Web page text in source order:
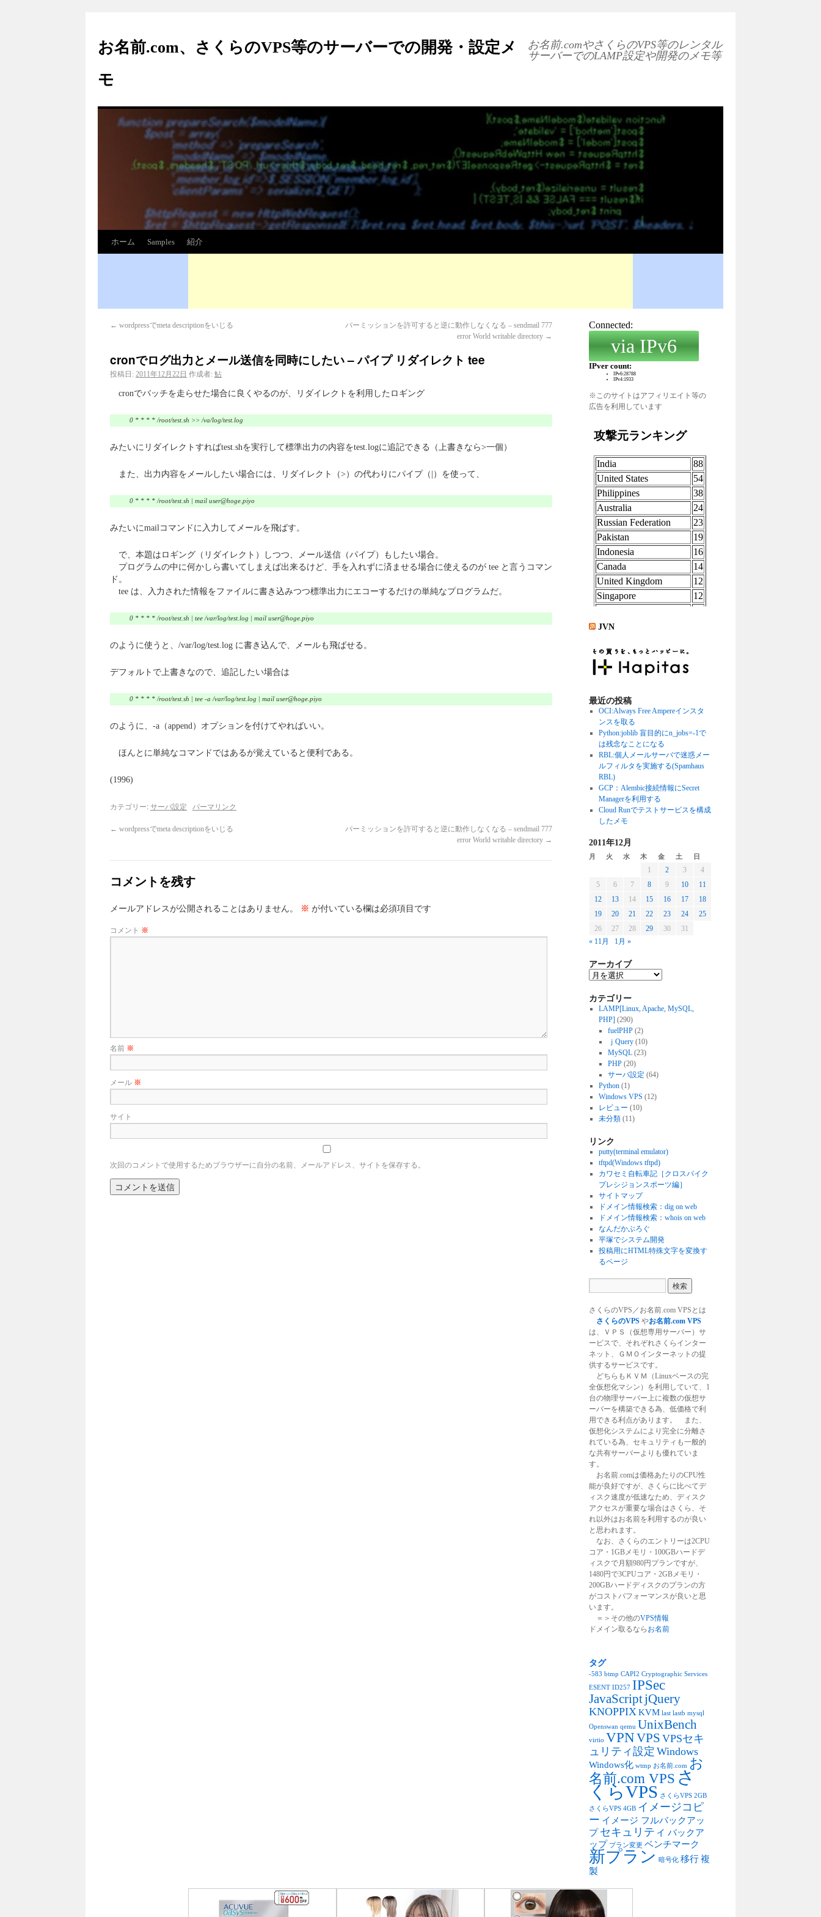
お名前.com、さくらのVPS等のサーバーでの開発・設定メ
モ
お名前.comやさくらのVPS等のレンタル
サーバーでのLAMP設定や開発のメモ等
ホーム Samples 紹介
← wordpressでmeta descriptionをいじる
パーミッションを許可すると逆に動作しなくなる – sendmail 777
error World writable directory →
cronでログ出力とメール送信を同時にしたい – パイプ リダイレクト tee
投稿日: 2011年12月22日 作成者: 鮎
cronでバッチを走らせた場合に良くやるのが、リダイレクトを利用したロギング
0 * * * * /root/test.sh >> /va/log/test.log
みたいにリダイレクトすればtest.shを実行して標準出力の内容をtest.logに追記できる（上書きなら>一個）
また、出力内容をメールしたい場合には、リダイレクト（>）の代わりにパイプ（|）を使って、
0 * * * * /root/test.sh | mail user@hoge.piyo
みたいにmailコマンドに入力してメールを飛ばす。
で、本題はロギング（リダイレクト）しつつ、メール送信（パイプ）もしたい場合。
プログラムの中に何かしら書いてしまえば出来るけど、手を入れずに済ませる場合に使えるのが tee と言うコマン
ド。
tee は、入力された情報をファイルに書き込みつつ標準出力にエコーするだけの単純なプログラムだ。
0 * * * * /root/test.sh | tee /var/log/test.log | mail user@hoge.piyo
のように使うと、/var/log/test.log に書き込んで、メールも飛ばせる。
デフォルトで上書きなので、追記したい場合は
0 * * * * /root/test.sh | tee -a /var/log/test.log | mail user@hoge.piyo
のように、-a（append）オプションを付けてやればいい。
ほんとに単純なコマンドではあるが覚えていると便利である。
(1996)
カテゴリー: サーバ設定 パーマリンク
← wordpressでmeta descriptionをいじる
パーミッションを許可すると逆に動作しなくなる – sendmail 777
error World writable directory →
コメントを残す
メールアドレスが公開されることはありません。 ※ が付いている欄は必須項目です
コメント ※
名前 ※
メール ※
サイト
次回のコメントで使用するためブラウザーに自分の名前、メールアドレス、サイトを保存する。
※このサイトはアフィリエイト等の
広告を利用しています
JVN
最近の投稿
OCI:Always Free Ampereインスタ
ンスを取る
Python:joblib 盲目的にn_jobs=-1で
は残念なことになる
RBL:個人メールサーバで迷惑メー
ルフィルタを実施する(Spamhaus
RBL)
GCP：Alembic接続情報にSecret
Managerを利用する
Cloud Runでテストサービスを構成
したメモ
2011年12月
月 火 水 木 金 土 日
1 2 3
4
5
6 7 8 9 10
11
12
13 14 15 16 17
18
19
20 21 22 23 24
25
26
27 28 29 30
31
« 11月
1月 »
アーカイブ
カテゴリー
LAMP[Linux, Apache, MySQL,
PHP] (290)
fuelPHP (2)
ｊQuery (10)
MySQL (23)
PHP (20)
サーバ設定 (64)
Python(1)
Windows VPS (12)
レビュー (10)
未分類(11)
リンク
putty(terminal emulator)
tftpd(Windows tftpd)
カワセミ自転車記［クロスバイク
プレシジョンスポーツ編］
サイトマップ
ドメイン情報検索：dig on web
ドメイン情報検索：whois on web
なんだかぶろぐ
平塚でシステム開発
投稿用にHTML特殊文字を変換す
るページ
さくらのVPS／お名前.com VPSとは
さくらのVPS やお名前.com VPS
は、ＶＰＳ（仮想専用サーバー）サ
ービスで、それぞれさくらインター
ネット、ＧＭＯインターネットの提
供するサービスです。
どちらもＫＶＭ（Linuxベースの完
全仮想化マシン）を利用していて、1
台の物理サーバー上に複数の仮想サ
ーバーを構築できる為、低価格で利
用できる利点があります。 また、
仮想化システムにより完全に分離さ
れている為、セキュリティも一般的
な共有サーバーよりも優れていま
す。
お名前.comは価格あたりのCPU性
能が良好ですが、さくらに比べてデ
ィスク速度が低速なため、ディスク
アクセスが重要な場合はさくら、そ
れ以外はお名前を利用するのが良い
と思われます。
なお、さくらのエントリーは2CPU
コア・1GBメモリ・100GBハードデ
ィスクで月額980円プランですが、
1480円で3CPUコア・2GBメモリ・
200GBハードディスクのプランの方
がコストパフォーマンスが良いと思
います。
＝＞その他のVPS情報
ドメイン取るなら お名前
タグ
-583 btmp CAPI2 Cryptographic Services
ESENT ID257 IPSec
JavaScriptjQuery
KNOPPIXKVM last lastb mysql
Openswan qemu UnixBench
virtio VPNVPS VPSセキ
ュリティ設定 Windows
Windows化 wtmp お名前.com お
名前.com VPS さ
くらVPS さくらVPS 2GB
さくらVPS 4GB イメージコピ
ー イメージ フルバックアッ
プ セキュリティ バックア
ップ プラン変更 ベンチマーク
新プラン 暗号化 移行複
製